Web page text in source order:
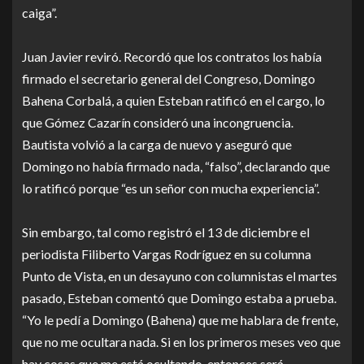
caiga”.
Juan Javier reviró. Recordó que los contratos los había
firmado el secretario general del Congreso, Domingo
Bahena Corbalá, a quien Esteban ratificó en el cargo, lo
que Gómez Cazarín consideró una incongruencia.
Bautista volvió a la carga de nuevo y aseguró que
Domingo no había firmado nada, “falso”, declarando que
lo ratificó porque “es un señor con mucha experiencia”.
Sin embargo, tal como registró el 13 de diciembre el
periodista Filiberto Vargas Rodríguez en su columna
Punto de Vista, en un desayuno con columnistas el martes
pasado, Esteban comentó que Domingo estaba a prueba.
“Yo le pedí a Domingo (Bahena) que me hablara de frente,
que no me ocultara nada. Si en los primeros meses veo que